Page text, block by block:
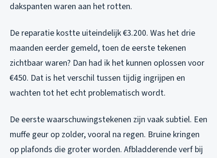
dakspanten waren aan het rotten.
De reparatie kostte uiteindelijk €3.200. Was het drie
maanden eerder gemeld, toen de eerste tekenen
zichtbaar waren? Dan had ik het kunnen oplossen voor
€450. Dat is het verschil tussen tijdig ingrijpen en
wachten tot het echt problematisch wordt.
De eerste waarschuwingstekenen zijn vaak subtiel. Een
muffe geur op zolder, vooral na regen. Bruine kringen
op plafonds die groter worden. Afbladderende verf bij